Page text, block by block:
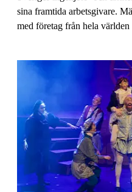
sina framtida arbetsgivare.
med företag från hela